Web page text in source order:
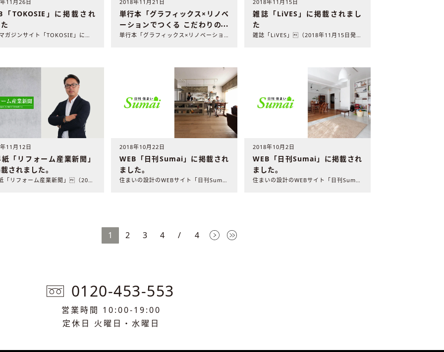
11月26日
「TOKOSIE」に掲載され
WEBマガジンサイト「TOKOSIE」に弊社の施工事例が掲載..
2018年11月21日
単行本「グラフィックス×リノベ
ーションでつくる こだわりのオ
フィスデザイン」に掲載されま
単行本「グラフィックス×リノベーションでつくる こだわりのオ..
2018年11月15日
雑誌「LiVES」に掲載されまし
た
雑誌「LiVES」（2018年11月15日発売 第一プログ..
11月12日
「リフォーム産業新聞」
されました。
2018年10月22日
WEB「日刊Sumai」に掲載され
ました。
2018年10月2日
WEB「日刊Sumai」に掲載され
ました。
1 2 3 4 / 4
0120-453-553
営業時間 10:00-19:00
定休日 火曜日・水曜日